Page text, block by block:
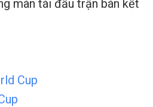
màn tái đấu trận bán kết
Cup